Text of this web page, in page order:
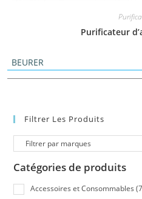
Purificateur
BEURER
Filtrer Les Produits
Catégories de produits
Accessoires et Consommables